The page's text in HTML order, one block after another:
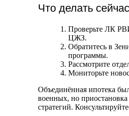
Что делать
Проверьте ЛК
ЦЖЗ.
Обратитесь в
программы.
Рассмотрите
Мониторьте
Объединённая ипотека
военных, но приостановка
стратегий.